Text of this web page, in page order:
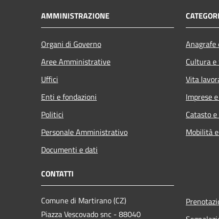
AMMINISTRAZIONE
Organi di Governo
Aree Amministrative
Uffici
Enti e fondazioni
Politici
Personale Amministrativo
Documenti e dati
Cultura
Vita
Imprese
Catasto
Mobilità
CONTATTI
Comune di Martirano (CZ)
Piazza Vescovado snc - 88040